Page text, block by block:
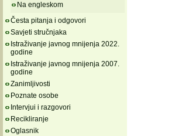
Na engleskom
Česta pitanja i odgovori
Savjeti stručnjaka
Istraživanje javnog mnijenja 2022.
godine
Istraživanje javnog mnijenja 2007.
godine
Zanimljivosti
Poznate osobe
Intervjui i razgovori
Recikliranje
Oglasnik